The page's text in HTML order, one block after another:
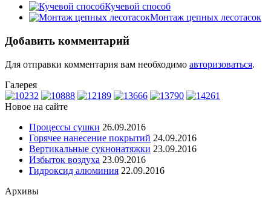
Кучевой способ
Монтаж цепных лесотасок
Добавить комментарий
Для отправки комментария вам необходимо авторизоваться.
Галерея
Новое на сайте
Процессы сушки 26.09.2016
Горячее нанесение покрытий 24.09.2016
Вертикальные сукнонатяжки 23.09.2016
Избыток воздуха 23.09.2016
Гидроксид алюминия 22.09.2016
Архивы